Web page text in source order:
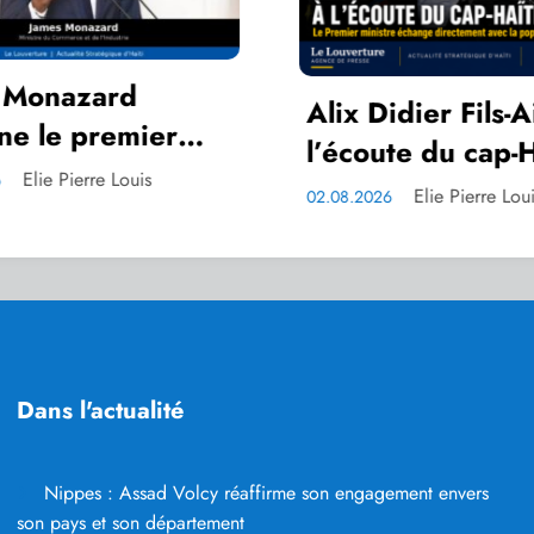
Alix Didier Fils-Aimé à
l’écoute du cap-Haitien
Fils-
02.08.2026
Dans l'actualité
Nippes : Assad Volcy réaffirme son engagement envers
son pays et son département